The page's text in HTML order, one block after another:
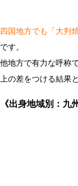
四国地方でも「大判
です。
他地方で有力な呼称
上の差をつける結果
《出身地域別： 九